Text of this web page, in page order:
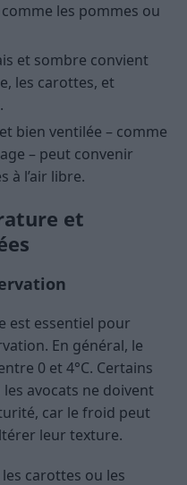
les pommes ou
et sombre convient
les carottes, et
bien ventilée – comme
– peut convenir
à l’air libre.
et
est essentiel pour
En général, le
0 et 4°C. Certains
avocats ne doivent
car le froid peut
leur texture.
carottes ou les